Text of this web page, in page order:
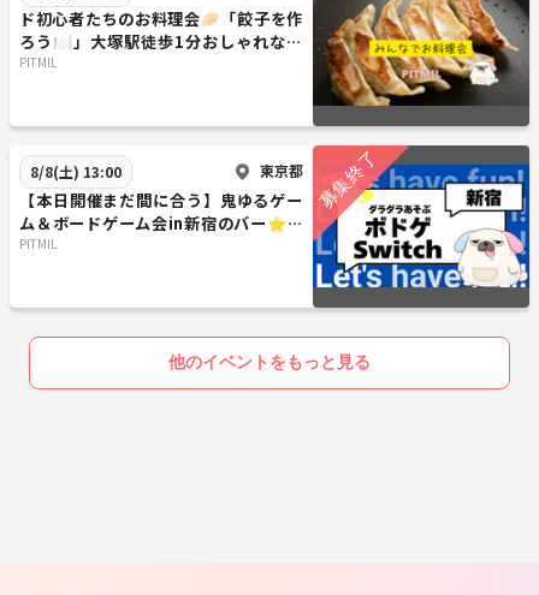
ド初心者たちのお料理会🥟「餃子を作
ろう🍽️」大塚駅徒歩1分おしゃれなお
部屋『初参加大歓迎』
PITMIL
8/8(土) 13:00 東京都
【本日開催まだ間に合う】鬼ゆるゲー
ム＆ボードゲーム会in新宿のバー⭐友
だち作りのゆったり集まり
PITMIL
他のイベントをもっと見る